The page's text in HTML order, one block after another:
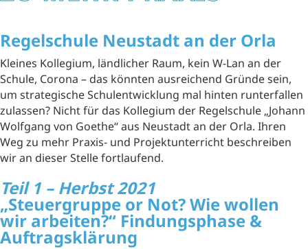
Regelschule Neustadt an der Orla
Kleines Kollegium, ländlicher Raum, kein W-Lan an der
Schule, Corona – das könnten ausreichend Gründe sein,
um strategische Schulentwicklung mal hinten runterfallen
zulassen? Nicht für das Kollegium der Regelschule „Johann
Wolfgang von Goethe“ aus Neustadt an der Orla. Ihren
Weg zu mehr Praxis- und Projektunterricht beschreiben
wir an dieser Stelle fortlaufend.
Teil 1 – Herbst 2021
„Steuergruppe or Not? Wie wollen
wir arbeiten?“ Findungsphase &
Auftragsklärung